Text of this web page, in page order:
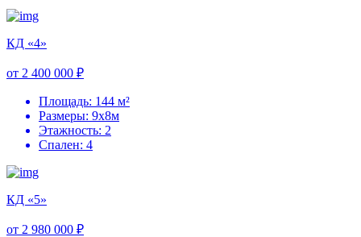
КД «4»
от 2 400 000 ₽
Площадь: 144 м²
Размеры: 9х8м
Этажность: 2
Спален: 4
КД «5»
от 2 980 000 ₽